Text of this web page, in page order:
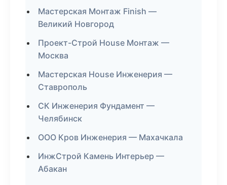
Мастерская Монтаж Finish —
Великий Новгород
Проект-Строй House Монтаж —
Москва
Мастерская House Инженерия —
Ставрополь
СК Инженерия Фундамент —
Челябинск
ООО Кров Инженерия — Махачкала
ИнжСтрой Камень Интерьер —
Абакан